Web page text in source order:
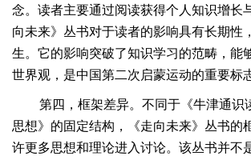
念。读者主要通过阅读获得个人知识增长
向未来》丛书对于读者的影响具有长期性
生。它的影响突破了知识学习的范畴，能
世界观，是中国第二次启蒙运动的重要标
第四，框架差异。不同于《牛津通识
思想》的固定结构，《走向未来》丛书的
许更多思想和理论进入讨论。该丛书并不